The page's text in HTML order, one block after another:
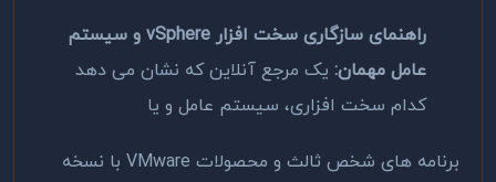
راهنمای سازگاری سخت افزار vSphere و سیستم
عامل مهمان: یک مرجع آنلاین که نشان می دهد
کدام سخت افزاری، سیستم عامل و یا
برنامه های شخص ثالث و محصولات VMware با نسخه